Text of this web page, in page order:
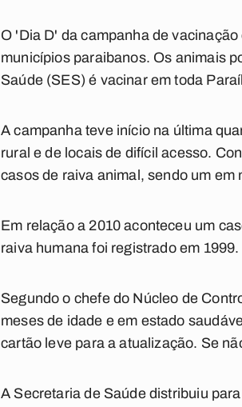
O 'Dia D' da campanha de
municípios paraibanos. Os animais
Saúde (SES) é vacinar em toda
A campanha teve início na última
rural e de locais de difícil acesso.
casos de raiva animal, sendo um em
Em relação a 2010 aconteceu um
raiva humana foi registrado em 1999.
Segundo o chefe do Núcleo de
meses de idade e em estado
cartão leve para a atualização. Se
A Secretaria de Saúde distribuiu